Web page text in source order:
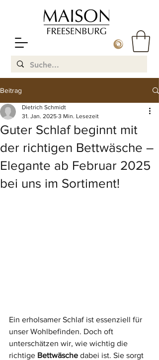
Beitrag
Guter Schlaf beginnt mit
der richtigen Bettwäsche –
Elegante ab Februar 2025
bei uns im Sortiment!
Dietrich Schmidt
31. Jan. 2025 3 Min. Lesezeit
Ein erholsamer Schlaf ist essenziell für
unser Wohlbefinden. Doch oft
unterschätzen wir, wie wichtig die
richtige Bettwäsche dabei ist. Sie sorgt